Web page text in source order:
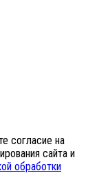
согласие на
сайта и
обработки